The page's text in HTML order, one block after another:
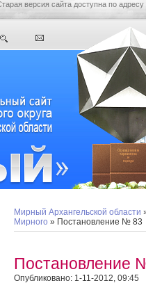
версия сайта доступна по адресу
Мирный Архангельской области
Мирного » Постановление № 83
Постановление
Опубликовано: 1-11-2012, 09:45